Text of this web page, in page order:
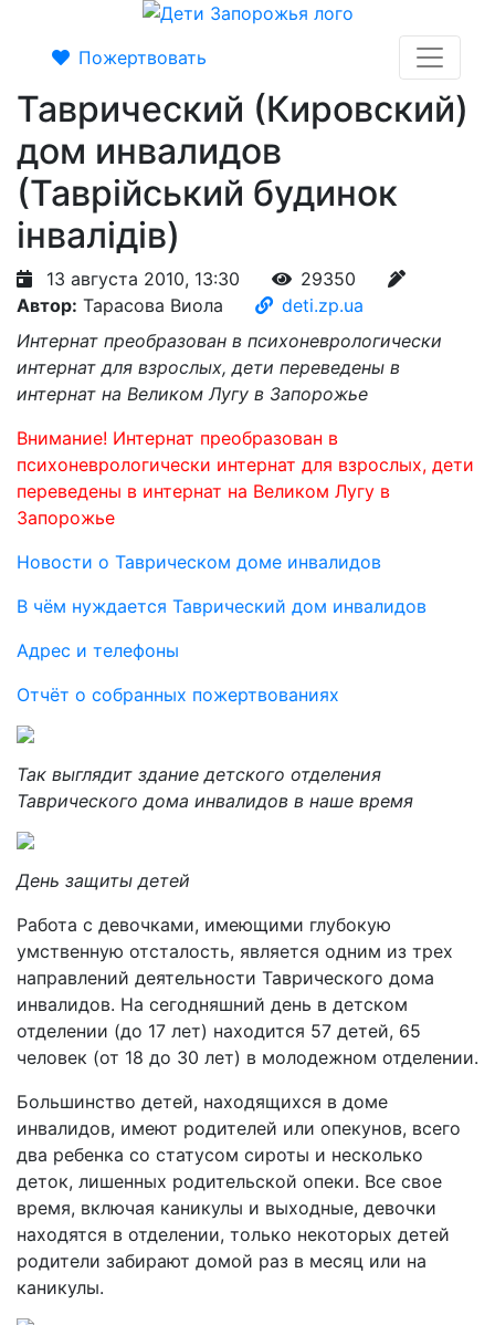
Пожертвовать
Таврический (Кировский)
дом инвалидов
(Таврійський будинок
інвалідів)
13 августа 2010, 13:30
29350
Автор: Тарасова Виола
deti.zp.ua
Интернат преобразован в психоневрологически
интернат для взрослых, дети переведены в
интернат на Великом Лугу в Запорожье
Внимание! Интернат преобразован в
психоневрологически интернат для взрослых, дети
переведены в интернат на Великом Лугу в
Запорожье
Новости о Таврическом доме инвалидов
В чём нуждается Таврический дом инвалидов
Адрес и телефоны
Отчёт о собранных пожертвованиях
Так выглядит здание детского отделения
Таврического дома инвалидов в наше время
День защиты детей
Работа с девочками, имеющими глубокую
умственную отсталость, является одним из трех
направлений деятельности Таврического дома
инвалидов. На сегодняшний день в детском
отделении (до 17 лет) находится 57 детей, 65
человек (от 18 до 30 лет) в молодежном отделении.
Большинство детей, находящихся в доме
инвалидов, имеют родителей или опекунов, всего
два ребенка со статусом сироты и несколько
деток, лишенных родительской опеки. Все свое
время, включая каникулы и выходные, девочки
находятся в отделении, только некоторых детей
родители забирают домой раз в месяц или на
каникулы.